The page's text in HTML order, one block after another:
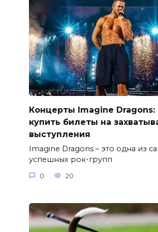
Концерты Imagine Dragons:
купить билеты на
выступления
Imagine Dragons – это одна из
успешных рок-групп
0 20